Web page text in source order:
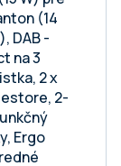
(14
DAB -
na 3
2 x
2-
Ergo